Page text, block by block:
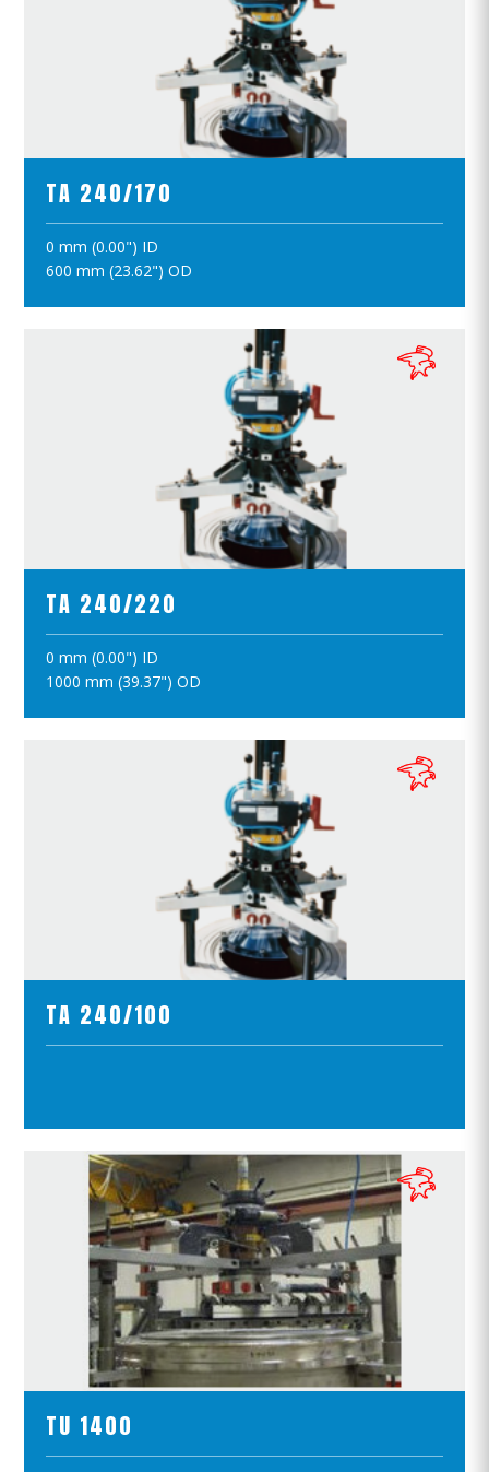
TA 240/170
0 mm (0.00") ID
600 mm (23.62") OD
ПРОСМОТР ПРОДУКТОВ
ПОЛОЖИТЪ В КОРЗИНУ
TA 240/220
0 mm (0.00") ID
1000 mm (39.37") OD
ПРОСМОТР ПРОДУКТОВ
ПОЛОЖИТЪ В КОРЗИНУ
TA 240/100
ПРОСМОТР ПРОДУКТОВ
TU 1400
ПРОСМОТР ПРОДУКТОВ